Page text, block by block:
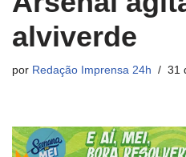
alviverde
por Redação Imprensa 24h 31